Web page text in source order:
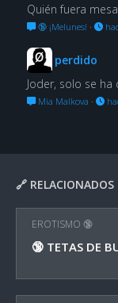
🔗 RELACIONADOS
EROTISMO 🔞
🔞 TETAS DE
Quién fuera mesa...
🔞 ¡Melunes! ·
perdido
Joder, solo se
Mia Malkova ·